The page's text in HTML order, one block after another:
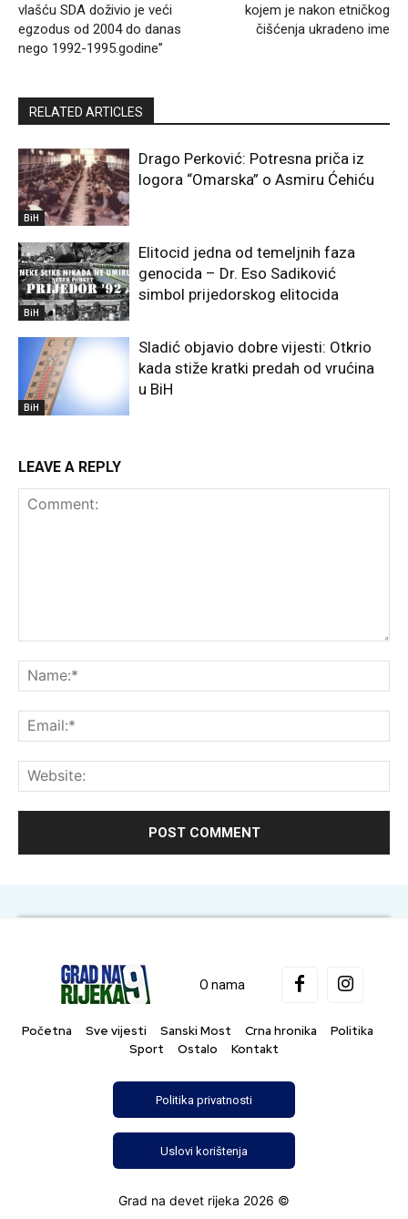
vlašću SDA doživio je veći
egzodus od 2004 do danas
nego 1992-1995.godine”
kojem je nakon etničkog
čišćenja ukradeno ime
RELATED ARTICLES
BiH
Drago Perković: Potresna priča iz
logora “Omarska” o Asmiru Ćehiću
BiH
Elitocid jedna od temeljnih faza
genocida – Dr. Eso Sadiković
simbol prijedorskog elitocida
BiH
Sladić objavio dobre vijesti: Otkrio
kada stiže kratki predah od vrućina
u BiH
LEAVE A REPLY
O nama
Početna Sve vijesti Sanski Most Crna hronika
Politika
Sport
Ostalo Kontakt
Politika privatnosti
Uslovi korištenja
Grad na devet rijeka 2026 ©